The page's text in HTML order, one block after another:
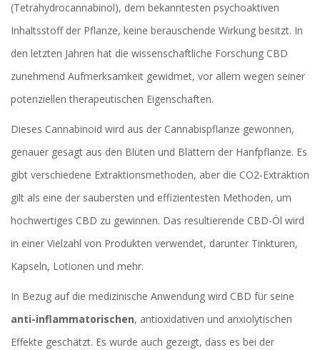
(Tetrahydrocannabinol), dem bekanntesten psychoaktiven
Inhaltsstoff der Pflanze, keine berauschende Wirkung besitzt. In
den letzten Jahren hat die wissenschaftliche Forschung CBD
zunehmend Aufmerksamkeit gewidmet, vor allem wegen seiner
potenziellen therapeutischen Eigenschaften.
Dieses Cannabinoid wird aus der Cannabispflanze gewonnen,
genauer gesagt aus den Blüten und Blättern der Hanfpflanze. Es
gibt verschiedene Extraktionsmethoden, aber die CO2-Extraktion
gilt als eine der saubersten und effizientesten Methoden, um
hochwertiges CBD zu gewinnen. Das resultierende CBD-Öl wird
in einer Vielzahl von Produkten verwendet, darunter Tinkturen,
Kapseln, Lotionen und mehr.
In Bezug auf die medizinische Anwendung wird CBD für seine
anti-inflammatorischen, antioxidativen und anxiolytischen
Effekte geschätzt. Es wurde auch gezeigt, dass es bei der